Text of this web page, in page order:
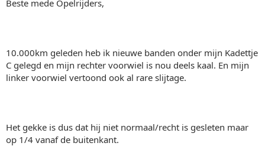
Beste mede Opelrijders,
10.000km geleden heb ik nieuwe banden onder mijn Kadettje
C gelegd en mijn rechter voorwiel is nou deels kaal. En mijn
linker voorwiel vertoond ook al rare slijtage.
Het gekke is dus dat hij niet normaal/recht is gesleten maar
op 1/4 vanaf de buitenkant.